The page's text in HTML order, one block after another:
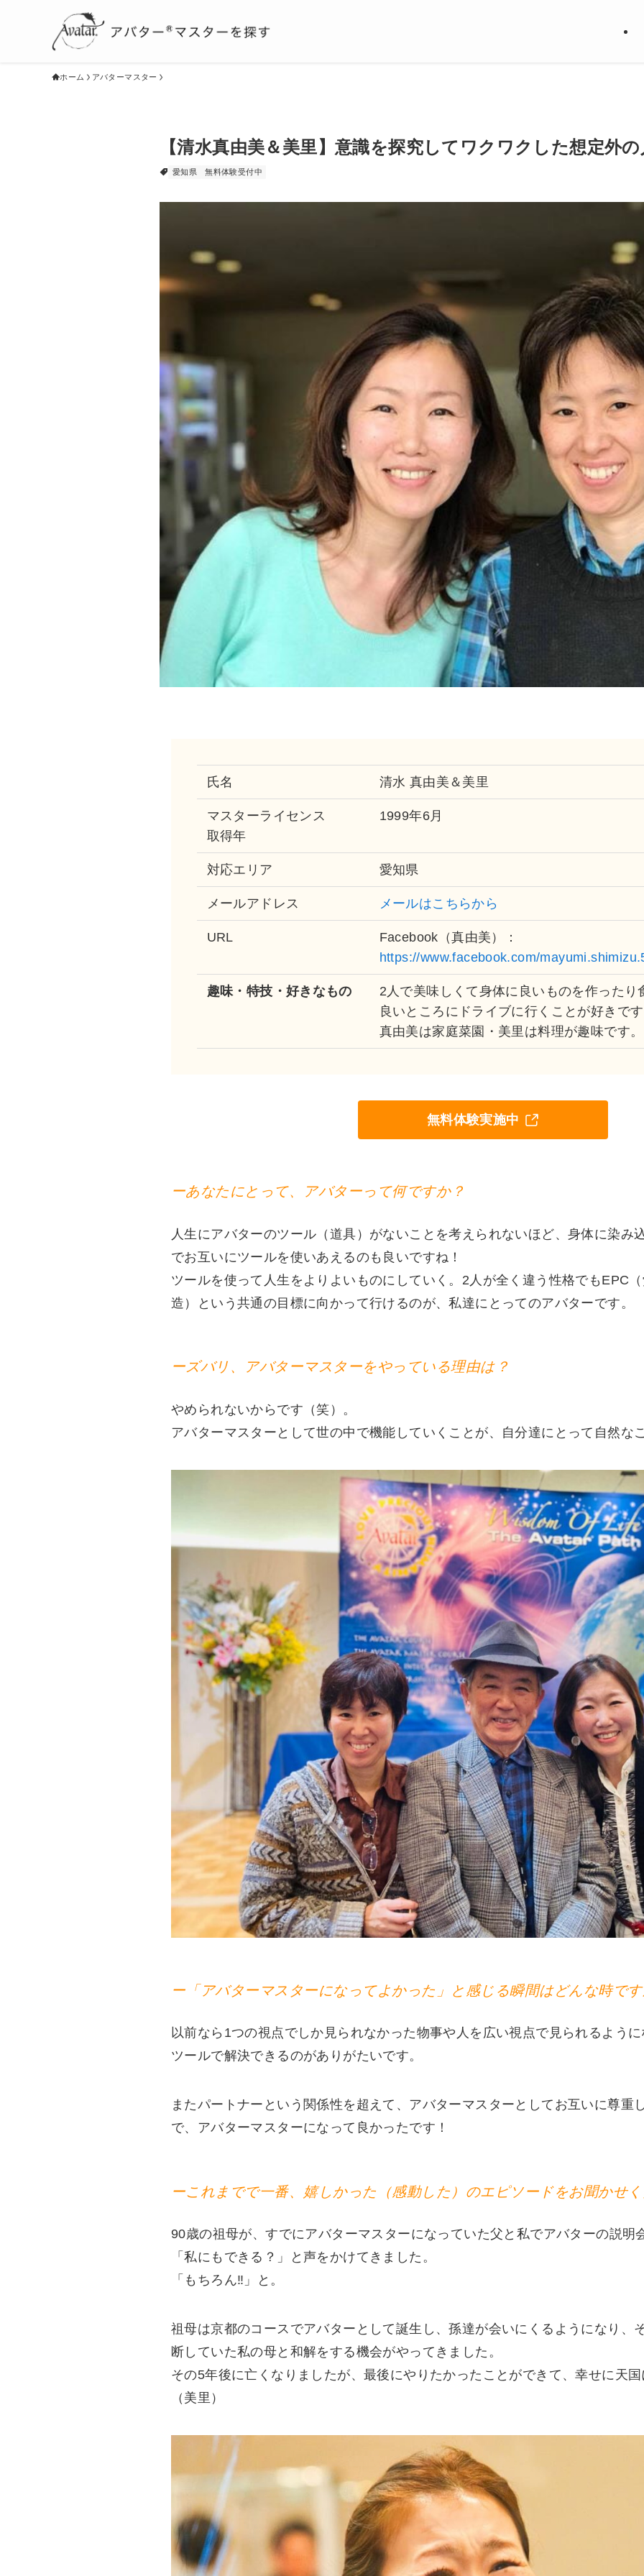
ホーム アバターマスター
【清水真由美＆美里】意識を探究してワクワクした想定外
愛知県 無料体験受付中
氏名 清水 真由美＆美里
マスターライセンス
取得年
1999年6月
対応エリア 愛知県
メールアドレス メールはこちらから
URL
Facebook（真由美）：
https://www.facebook.com/
趣味・特技・好きなもの
2人で美味しくて身体に良いものを作ったり
良いところにドライブに行くことが好きで
真由美は家庭菜園・美里は料理が趣味です。
無料体験実施中
ーあなたにとって、アバターって何ですか？
人生にアバターのツール（道具）がないことを考えられないほど、身体に染み
でお互いにツールを使いあえるのも良いですね！
ツールを使って人生をよりよいものにしていく。2人が全く違う性格でもEPC
造）という共通の目標に向かって行けるのが、私達にとってのアバターです。
ーズバリ、アバターマスターをやっている理由は？
やめられないからです（笑）。
アバターマスターとして世の中で機能していくことが、自分達にとって自然な
ー「アバターマスターになってよかった」と感じる瞬間はどんな時で
以前なら1つの視点でしか見られなかった物事や人を広い視点で見られるよう
ツールで解決できるのがありがたいです。
またパートナーという関係性を超えて、アバターマスターとしてお互いに尊重
で、アバターマスターになって良かったです！
ーこれまでで一番、嬉しかった（感動した）のエピソードをお聞かせ
90歳の祖母が、すでにアバターマスターになっていた父と私でアバターの説明
「私にもできる？」と声をかけてきました。
「もちろん‼︎」と。
祖母は京都のコースでアバターとして誕生し、孫達が会いにくるようになり、
断していた私の母と和解をする機会がやってきました。
その5年後に亡くなりましたが、最後にやりたかったことができて、幸せに天
（美里）